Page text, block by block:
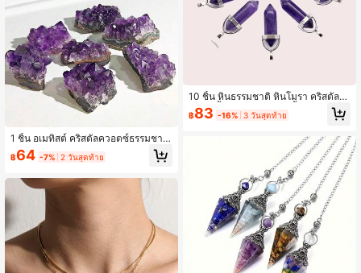
1 ชิ้น อเมทิสต์ คริสตัลควอตซ์ธรรมชาติ
หินพลังงานบำบัด แร่ตกแต่งบ้าน คริสตั
ลคลัสเตอร์ 20-40 กรัม
฿64 -7% 2 วันสุดท้าย
10 ชิ้น หินธรรมชาติ หินโมรา คริสตัลค
วอตซ์ จี้ สำหรับ สร้อยคอ จี้ ฟลูออไรต์ ห
กเหลี่ยม จี้ DIY ทำเครื่องประดับ อุปกร
฿83 -16% 3 วันสุดท้าย